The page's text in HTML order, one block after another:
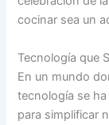
cocinar sea un
Tecnología que
En un mundo
tecnología se
para simplificar